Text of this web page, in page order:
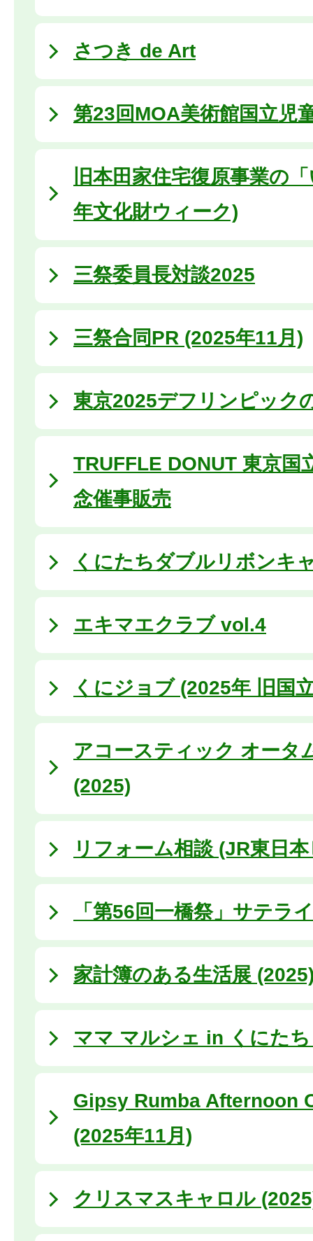
さつき de Art
第23回MOA美術館国立児
旧本田家住宅復原事業の
年文化財ウィーク)
三祭委員長対談2025
三祭合同PR (2025年11月)
東京2025デフリンピック
TRUFFLE DONUT 東京国
念催事販売
くにたちダブルリボンキ
エキマエクラブ vol.4
くにジョブ (2025年 旧国
アコースティック オータ
(2025)
リフォーム相談 (JR東日
「第56回一橋祭」サテラ
家計簿のある生活展
ママ マルシェ in くにた
Gipsy Rumba Afternoon
(2025年11月)
クリスマスキャロル